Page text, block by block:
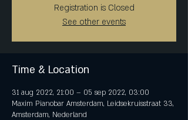
Registration is Closed
See other events
Time & Location
31 aug 2022, 21:00 – 05 sep 2022, 03:00
Maxim Pianobar Amsterdam, Leidsekruisstraat 33,
Amsterdam, Nederland